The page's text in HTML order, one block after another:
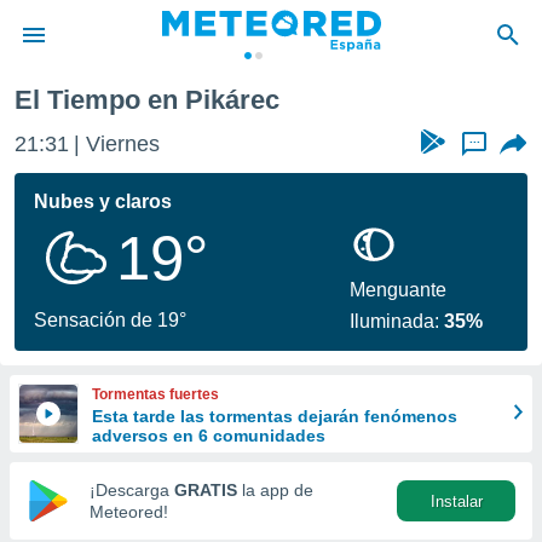
de
por
se
calidad.
a este
las
y
forma
digital
basada
El Tiempo en Pikárec
21:31 Viernes ...
Nubes y claros
19°
Sensación de 19°
Menguante
Iluminada:35%
Tormentas fuertes
Esta tarde las tormentas dejarán fenómenos
adversos en 6 comunidades
¡Descarga GRATIS la app de
Meteored!
Instalar